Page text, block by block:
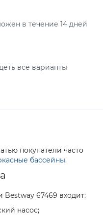
в течение 14 дней
все варианты
покупатели часто
бассейны.
Bestway 67469 входит:
насос;